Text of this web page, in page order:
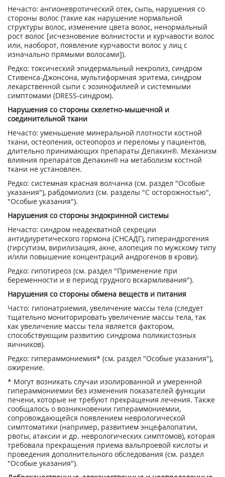
Нечасто: ангионевротический отек, сыпь, нарушения со
стороны волос (такие как нарушение нормальной
структуры волос, изменение цвета волос, ненормальный
рост волос [исчезновение волнистости и курчавости волос
или, наоборот, появление курчавости волос у лиц с
изначально прямыми волосами]).
Редко: токсический эпидермальный некролиз, синдром
Стивенса-Джонсона, мультиформная эритема, синдром
лекарственной сыпи с эозинофилией и системными
симптомами (DRESS-синдром).
Нарушения со стороны скелетно-мышечной и
соединительной ткани
Нечасто: уменьшение минеральной плотности костной
ткани, остеопения, остеопороз и переломы у пациентов,
длительно принимающих препараты Депакин®. Механизм
влияния препаратов Депакин® на метаболизм костной
ткани не установлен.
Редко: системная красная волчанка (см. раздел "Особые
указания"), рабдомиолиз (см. разделы "С осторожностью",
"Особые указания").
Нарушения со стороны эндокринной системы
Нечасто: синдром неадекватной секреции
антидиуретического гормона (СНСАДГ), гиперандрогения
(гирсутизм, вирилизация, акне, алопеция по мужскому типу
и/или повышение концентраций андрогенов в крови).
Редко: гипотиреоз (см. раздел "Применение при
беременности и в период грудного вскармливания").
Нарушения со стороны обмена веществ и питания
Часто: гипонатриемия, увеличение массы тела (следует
тщательно мониторировать увеличение массы тела, так
как увеличение массы тела является фактором,
способствующим развитию синдрома поликистозных
яичников).
Редко: гипераммониемия* (см. раздел "Особые указания"),
ожирение.
* Могут возникать случаи изолированной и умеренной
гипераммониемии без изменения показателей функции
печени, которые не требуют прекращения лечения. Также
сообщалось о возникновении гипераммониемии,
сопровождающейся появлением неврологической
симптоматики (например, развитием энцефалопатии,
рвоты, атаксии и др. неврологических симптомов), которая
требовала прекращения приема вальпроевой кислоты и
проведения дополнительного обследования (см. раздел
"Особые указания").